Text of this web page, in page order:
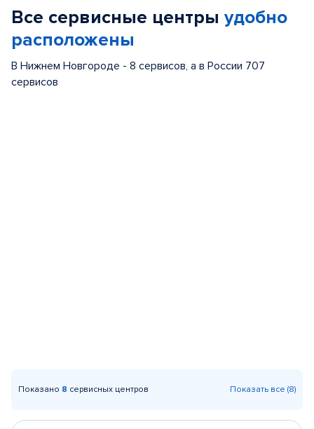
Все сервисные центры удобно
расположены
В Нижнем Новгороде - 8 сервисов, а в России 707
сервисов
Показано 8 сервисных центров Показать все (8)